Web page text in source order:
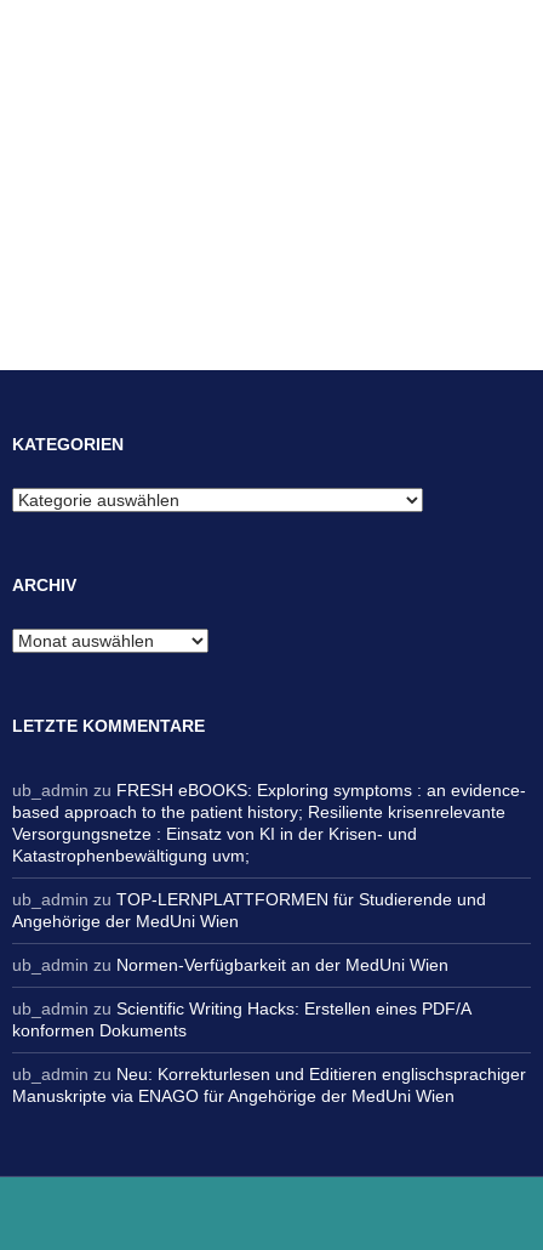
KATEGORIEN
Kategorien
ARCHIV
Archiv
LETZTE KOMMENTARE
ub_admin zu FRESH eBOOKS: Exploring symptoms : an evidence-
based approach to the patient history; Resiliente krisenrelevante
Versorgungsnetze : Einsatz von KI in der Krisen- und
Katastrophenbewältigung uvm;
ub_admin zu TOP-LERNPLATTFORMEN für Studierende und
Angehörige der MedUni Wien
ub_admin zu Normen-Verfügbarkeit an der MedUni Wien
ub_admin zu Scientific Writing Hacks: Erstellen eines PDF/A
konformen Dokuments
ub_admin zu Neu: Korrekturlesen und Editieren englischsprachiger
Manuskripte via ENAGO für Angehörige der MedUni Wien